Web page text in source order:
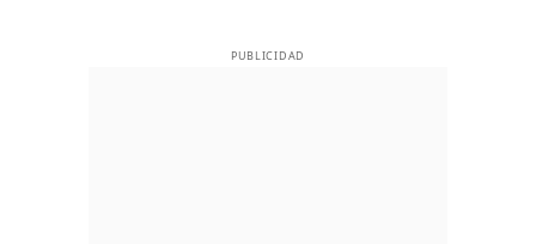
PUBLICIDAD